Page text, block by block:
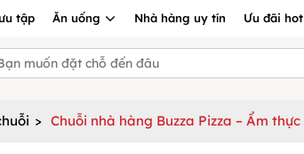
tập Ăn uống Nhà hàng uy tín Ưu đãi hot
> Chuỗi nhà hàng Buzza Pizza – Ẩm